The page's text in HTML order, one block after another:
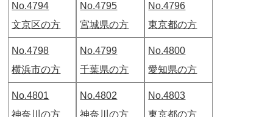
No.4794
文京区の方
No.4795
宮城県の方
No.4796
東京都の方
No.4798
横浜市の方
No.4799
千葉県の方
No.4800
愛知県の方
No.4801
神奈川の方
No.4802
神奈川の方
No.4803
東京都の方